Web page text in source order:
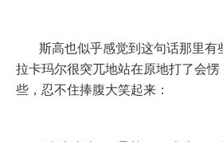
斯高也似乎感觉到这句话那里有
拉卡玛尔很突兀地站在原地打了会
些，忍不住捧腹大笑起来：